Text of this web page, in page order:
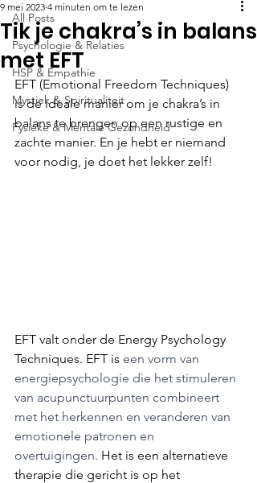
All Posts
Psychologie & Relaties
HSP & Empathie
Mystiek & Spiritualiteit
Fysieke & Mentale Gezondheid
Tik je chakra’s in balans
met EFT
9 mei 2023 4 minuten om te lezen
EFT (Emotional Freedom Techniques)
is de ideale manier om je chakra’s in
balans te brengen op een rustige en
zachte manier. En je hebt er niemand
voor nodig, je doet het lekker zelf!
EFT valt onder de Energy Psychology
Techniques. EFT is een vorm van
energiepsychologie die het stimuleren
van acupunctuurpunten combineert
met het herkennen en veranderen van
emotionele patronen en
overtuigingen. Het is een alternatieve
therapie die gericht is op het